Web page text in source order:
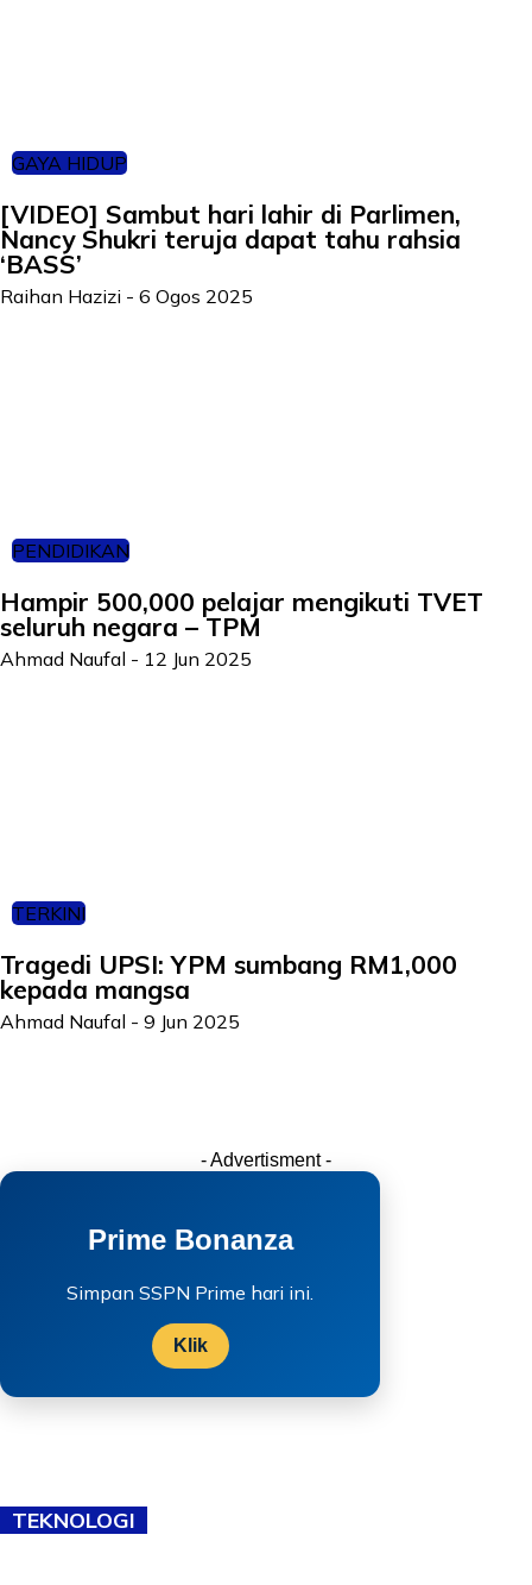
GAYA HIDUP
[VIDEO] Sambut hari lahir di Parlimen,
Nancy Shukri teruja dapat tahu rahsia
‘BASS’
Raihan Hazizi - 6 Ogos 2025
PENDIDIKAN
Hampir 500,000 pelajar mengikuti TVET
seluruh negara – TPM
Ahmad Naufal - 12 Jun 2025
TERKINI
Tragedi UPSI: YPM sumbang RM1,000
kepada mangsa
Ahmad Naufal - 9 Jun 2025
- Advertisment -
Prime Bonanza
Simpan SSPN Prime hari ini.
Klik
TEKNOLOGI